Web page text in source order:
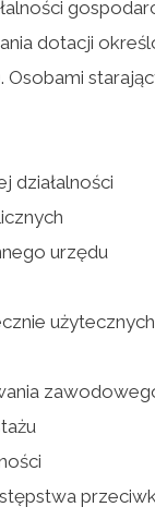
dotacji
działalności
urzędu
użytecznych